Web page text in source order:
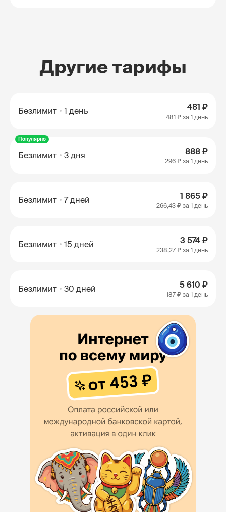
Другие тарифы
Безлимит 1 день 481 ₽
481 ₽ за 1 день
Популярно
Безлимит 3 дня 888 ₽
296 ₽ за 1 день
Безлимит 7 дней 1 865 ₽
266,43 ₽ за 1 день
Безлимит 15 дней 3 574 ₽
238,27 ₽ за 1 день
Безлимит 30 дней 5 610 ₽
187 ₽ за 1 день